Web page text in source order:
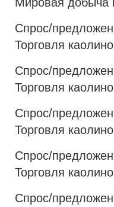
Спрос/
Торговля
Спрос/
Торговля
Спрос/
Торговля
Спрос/
Торговля
Спрос/